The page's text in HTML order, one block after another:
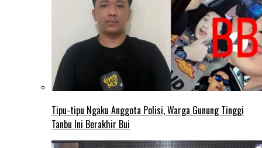
Tipu-tipu Ngaku Anggota Polisi, Warga Gunung Tinggi
Tanbu Ini Berakhir Bui